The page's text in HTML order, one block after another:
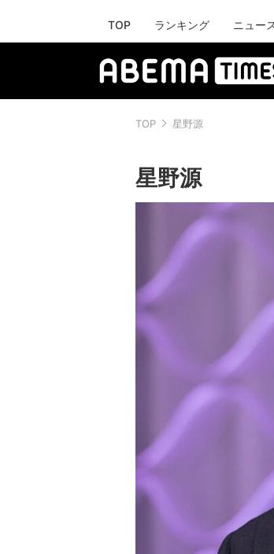
TOP ランキング ニュー
TOP 星野源
星野源